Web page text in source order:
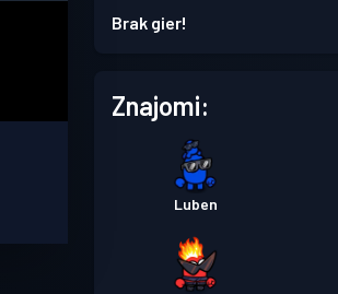
Brak gier!
Znajomi:
Luben